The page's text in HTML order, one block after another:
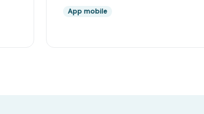
App mobile